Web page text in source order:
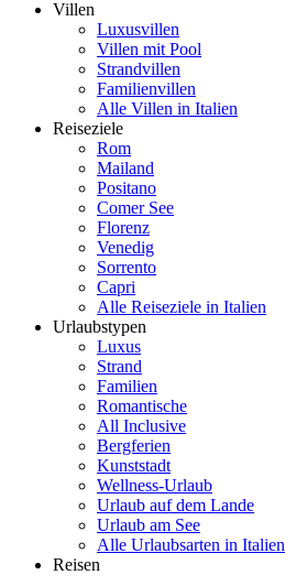
Villen
Luxusvillen
Villen mit Pool
Strandvillen
Familienvillen
Alle Villen in Italien
Reiseziele
Rom
Mailand
Positano
Comer See
Florenz
Venedig
Sorrento
Capri
Alle Reiseziele in Italien
Urlaubstypen
Luxus
Strand
Familien
Romantische
All Inclusive
Bergferien
Kunststadt
Wellness-Urlaub
Urlaub auf dem Lande
Urlaub am See
Alle Urlaubsarten in Italien
Reisen